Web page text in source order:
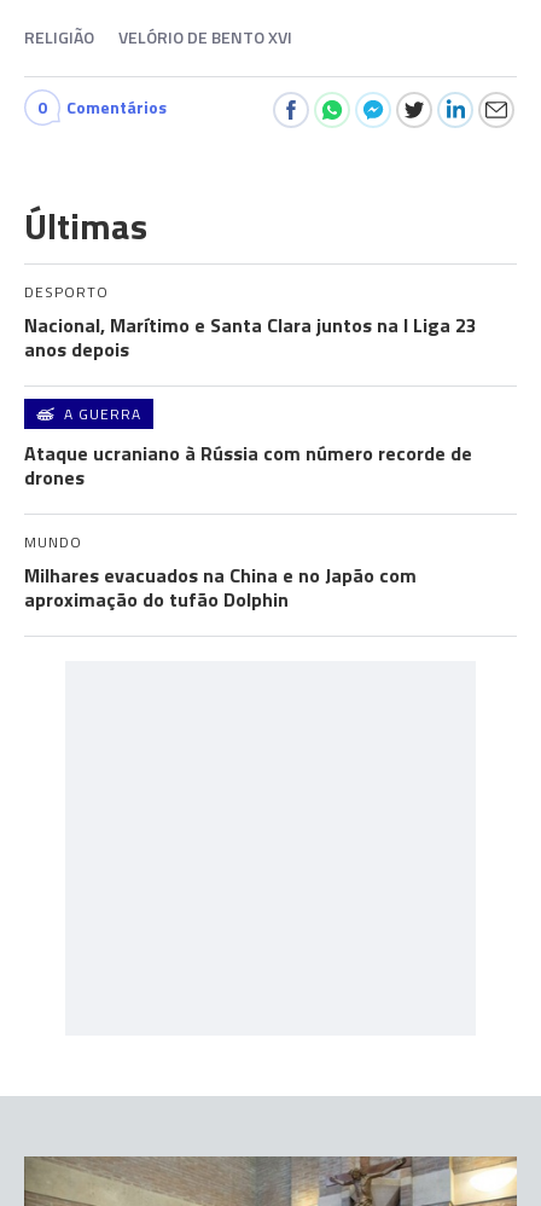
RELIGIÃO VELÓRIO DE BENTO XVI
0 Comentários
Últimas
DESPORTO
Nacional, Marítimo e Santa Clara juntos na I Liga 23
anos depois
A GUERRA
Ataque ucraniano à Rússia com número recorde de
drones
MUNDO
Milhares evacuados na China e no Japão com
aproximação do tufão Dolphin